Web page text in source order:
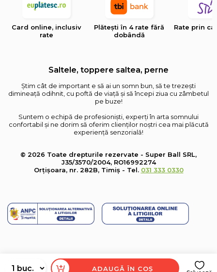
ADAUGĂ ÎN COȘ
Card online, inclusiv
rate
Plătești în 4 rate fără
dobândă
Rate prin
Saltele, toppere saltea, perne
Știm cât de important e să ai un somn bun, să te trezești
dimineață odihnit, cu poftă de viață și să începi ziua cu zâmbetul
pe buze!
Suntem o echipă de profesioniști, experți în arta somnului
confortabil și ne dorim să oferim clienților noștri cea mai plăcută
experiență senzorială!
© 2026 Toate drepturile rezervate - Super Ball SRL,
J35/3570/2004, RO16992274
Orțișoara, nr. 282B, Timiș - Tel. 031 333 0330